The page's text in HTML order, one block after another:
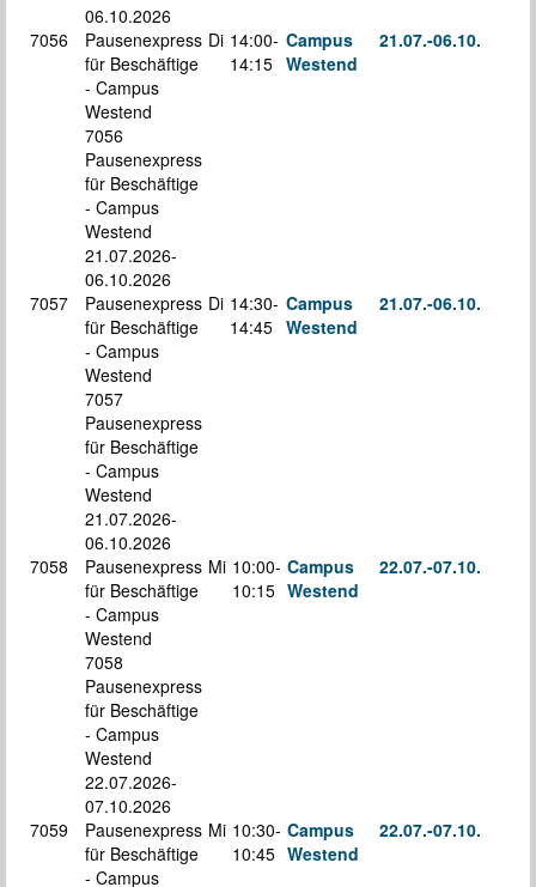
06.10.2026
7056
Pausenexpress
für Beschäftige
- Campus
Westend
7056
Pausenexpress
für Beschäftige
- Campus
Westend
21.07.2026-
06.10.2026
Di 14:00-
14:15
Campus
Westend
21.07.-06.10.
7057
Pausenexpress
für Beschäftige
- Campus
Westend
7057
Pausenexpress
für Beschäftige
- Campus
Westend
21.07.2026-
06.10.2026
Di 14:30-
14:45
Campus
Westend
21.07.-06.10.
7058
Pausenexpress
für Beschäftige
- Campus
Westend
7058
Pausenexpress
für Beschäftige
- Campus
Westend
22.07.2026-
07.10.2026
Mi 10:00-
10:15
Campus
Westend
22.07.-07.10.
7059
Pausenexpress
für Beschäftige
- Campus
Mi 10:30-
10:45
Campus
Westend
22.07.-07.10.